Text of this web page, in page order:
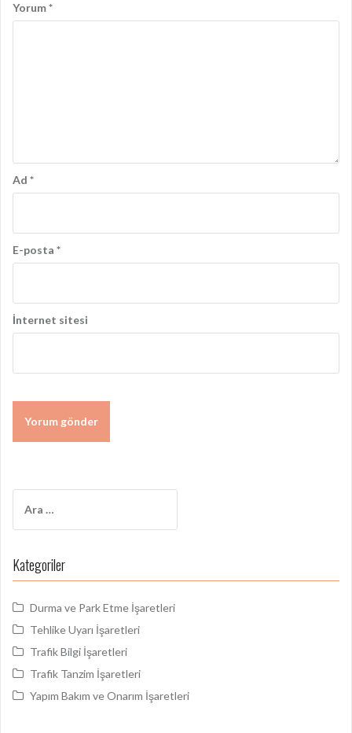
Yorum*
Ad *
E-posta *
İnternet sitesi
Kategoriler
Durma ve Park Etme İşaretleri
Tehlike Uyarı İşaretleri
Trafik Bilgi İşaretleri
Trafik Tanzim İşaretleri
Yapım Bakım ve Onarım İşaretleri